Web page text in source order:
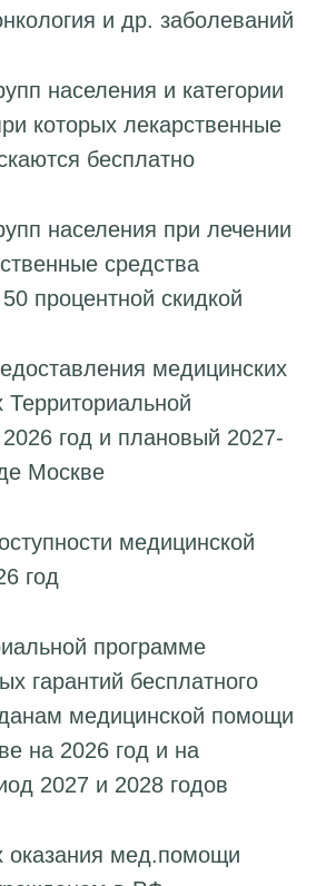
и др. заболеваний
населения и категории
которых лекарственные
бесплатно
населения при лечении
средства
процентной скидкой
медицинских
Территориальной
год и плановый 2027-
Москве
медицинской
год
программе
гарантий бесплатного
медицинской помощи
на 2026 год и на
2027 и 2028 годов
оказания мед.помощи
чекап +
детей
о составе и
уточняйте в клинике.